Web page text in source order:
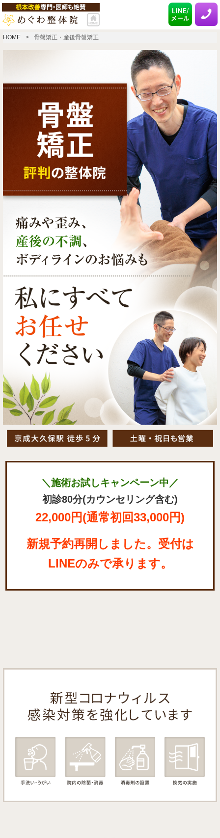
HOME 骨盤矯正・産後骨盤矯正
＼施術お試しキャンペーン中／
初診80分(カウンセリング含む)
22,000円(通常初回33,000円)
新規予約再開しました。受付は
LINEのみで承ります。